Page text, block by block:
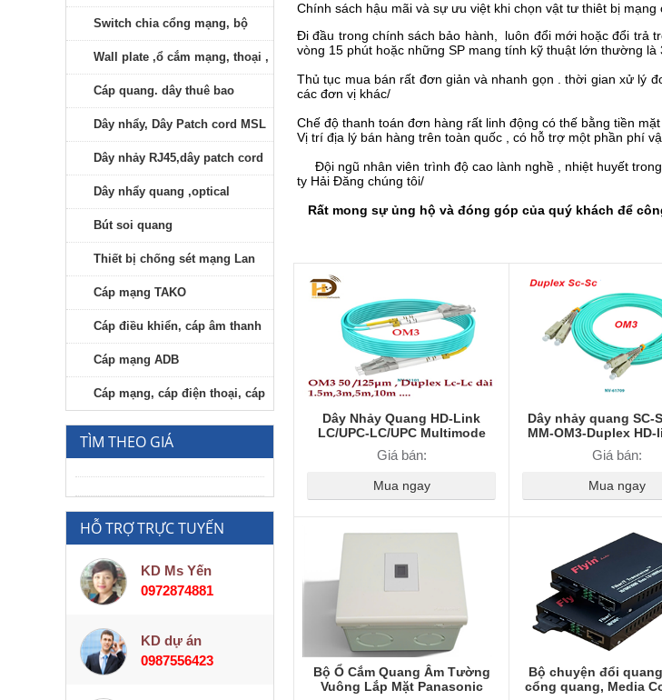
Switch chia cổng mạng, bộ
phát Wifi
Wall plate ,ổ cắm mạng, thoại ,
đầu bấm RJ11,RJ45
Cáp quang. dây thuê bao
Dây nhẩy, Dây Patch cord MSL
Dây nhảy RJ45,dây patch cord
RJ45 AMP/Commscope
Dây nhẩy quang ,optical
Bút soi quang
Thiết bị chống sét mạng Lan
Cáp mạng TAKO
Cáp điều khiển, cáp âm thanh
Cáp mạng ADB
Cáp mạng, cáp điện thoại, cáp
viễn thông
TÌM THEO GIÁ
HỖ TRỢ TRỰC TUYẾN
KD Ms Yến
0972874881
KD dự án
0987556423
Chính sách hậu mãi và sự ưu việt khi chọn vật tư thiêt bị mạng
Đi đầu trong chính sách bảo hành, luôn đổi mới hoặc đổi trả
vòng 15 phút hoặc những SP mang tính kỹ thuật lớn thường là
Thủ tục mua bán rất đơn giản và nhanh gọn . thời gian xử lý
các đơn vị khác/
Chế độ thanh toán đơn hàng rất linh động có thế bằng tiền
Vị trí địa lý bán hàng trên toàn quốc , có hỗ trợ một phần phí
Đội ngũ nhân viên trình độ cao lành nghề , nhiệt huyết
ty Hải Đăng chúng tôi/
Rất mong sự ủng hộ và đóng góp của quý khách để
Dây Nhảy Quang HD-Link
LC/UPC-LC/UPC Multimode
OM3 Duplex Tốc Độ 10Gb
Giá bán:
Mua ngay
Dây nhảy quang SC-
MM-OM3-Duplex
độ 10Gb
Giá bán:
Mua ngay
Bộ Ổ Cắm Quang Âm Tường
Vuông Lắp Mặt Panasonic
Bộ chuyện đổi
cổng quang, Media